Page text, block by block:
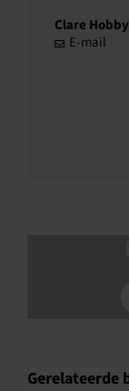
Clare Hobby
E-mail
Gerelateerde